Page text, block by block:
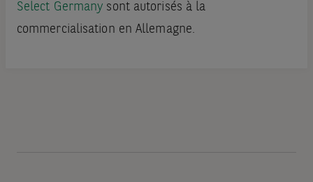
Select Germany sont autorisés à la
commercialisation en Allemagne.